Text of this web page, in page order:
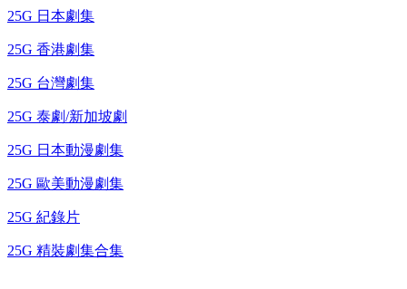
25G 日本劇集
25G 香港劇集
25G 台灣劇集
25G 泰劇/新加坡劇
25G 日本動漫劇集
25G 歐美動漫劇集
25G 紀錄片
25G 精裝劇集合集